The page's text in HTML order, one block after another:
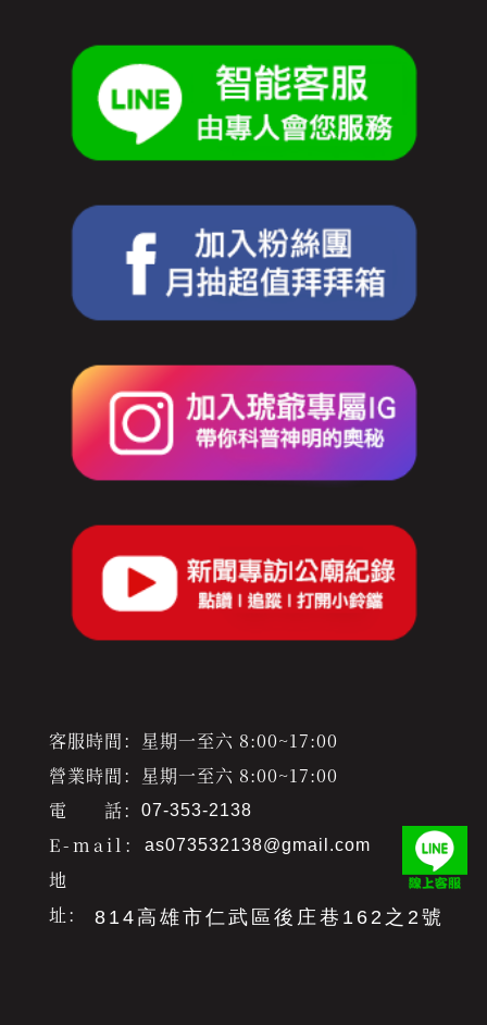
客服時間：星期一至六 8:00~17:00
營業時間：星期一至六 8:00~17:00
電 話：
07-353-2138
E-mail： as073532138@gmail.com
地
址：
814高雄市仁武區後庄巷162之2號